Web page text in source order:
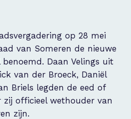
op 28 mei
van Someren de nieuwe
Daan Velings uit
van der Broeck, Daniël
Briels legden de eed of
zij officieel wethouder van
zijn.